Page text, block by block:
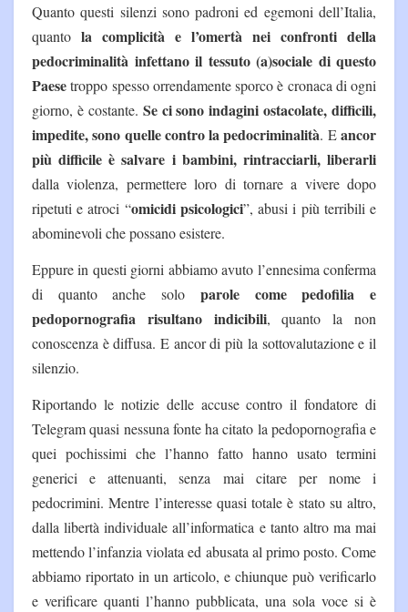
Quanto questi silenzi sono padroni ed egemoni dell’Italia,
quanto la complicità e l’omertà nei confronti della
pedocriminalità infettano il tessuto (a)sociale di questo
Paesetroppo spesso orrendamente sporco è cronaca di ogni
giorno, è costante. Se ci sono indagini ostacolate, difficili,
impedite, sono quelle contro la pedocriminalità. Eancor
più difficile è salvare i bambini, rintracciarli, liberarli
dalla violenza, permettere loro di tornare a vivere dopo
ripetuti e atroci “omicidi psicologici”, abusi i più terribili e
abominevoli che possano esistere.
Eppure in questi giorni abbiamo avuto l’ennesima conferma
di quanto anche solo parole come pedofilia e
pedopornografia risultano indicibili, quanto la non
conoscenza è diffusa. E ancor di più la sottovalutazione e il
silenzio.
Riportando le notizie delle accuse contro il fondatore di
Telegram quasi nessuna fonte ha citato la pedopornografia e
quei pochissimi che l’hanno fatto hanno usato termini
generici e attenuanti, senza mai citare per nome i
pedocrimini. Mentre l’interesse quasi totale è stato su altro,
dalla libertà individuale all’informatica e tanto altro ma mai
mettendo l’infanzia violata ed abusata al primo posto. Come
abbiamo riportato in un articolo, e chiunque può verificarlo
e verificare quanti l’hanno pubblicata, una sola voce si è